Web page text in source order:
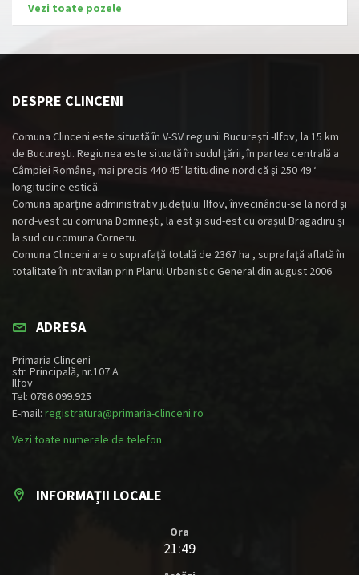
Vezi toate pozele
DESPRE CLINCENI
Comuna Clinceni este situată în V-SV regiunii Bucureşti -Ilfov, la 15 km
de Bucureşti. Regiunea este situată în sudul ţării, în partea centrală a
Câmpiei Române, mai precis 440 45′ latitudine nordică şi 250 49 ‘
longitudine estică.
Comuna aparţine administrativ judeţului Ilfov, învecinându-se la nord şi
nord-vest cu comuna Domneşti, la est şi sud-est cu oraşul Bragadiru şi
la sud cu comuna Cornetu.
Comuna Clinceni are o suprafaţă totală de 2367 ha , suprafaţă aflată în
totalitate în intravilan prin Planul Urbanistic General din august 2006
ADRESA
Primaria Clinceni
str. Principală, nr.107 A
Ilfov
Tel: 0786.099.925
E-mail: registratura@primaria-clinceni.ro
Vezi toate numerele de telefon
INFORMAȚII LOCALE
Ora
21:49